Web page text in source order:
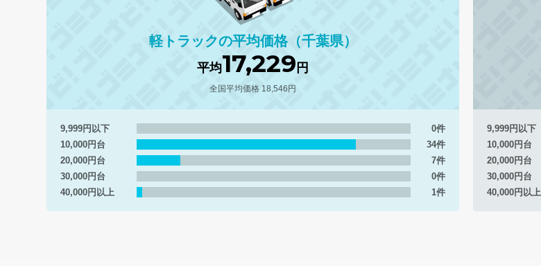
軽トラックの平均価格（千葉県）
平均17,229 円
全国平均価格 18,546円
9,999円以下
0件
10,000円台
34件
20,000円台
7件
30,000円台
0件
40,000円以上
1件
9,999円以下
10,000円台
20,000円台
30,000円台
40,000円以上